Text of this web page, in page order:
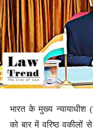
भारत के मुख्य न्यायाधीश
को बार में वरिष्ठ वकीलों